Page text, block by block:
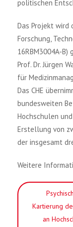
politischen
Das Projekt wird
Forschung,
16RBM3004A-
Prof. Dr. Jürgen
für
Das CHE
bundesweiten
Hochschulen
Erstellung von
der insgesamt
Weitere
Kartierung
an